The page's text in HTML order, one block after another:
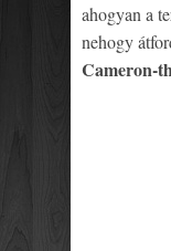
ahogyan a
nehogy
Cameron-